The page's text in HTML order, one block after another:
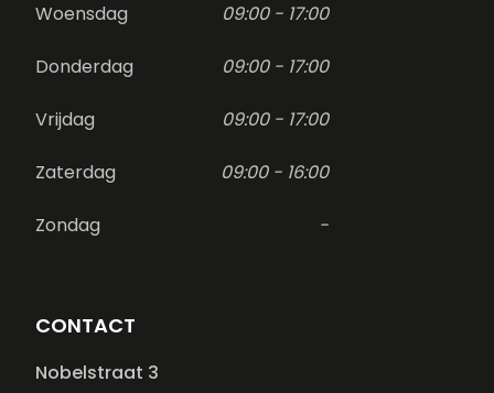
Woensdag 09:00 - 17:00
Donderdag 09:00 - 17:00
Vrijdag 09:00 - 17:00
Zaterdag 09:00 - 16:00
Zondag -
CONTACT
Nobelstraat 3